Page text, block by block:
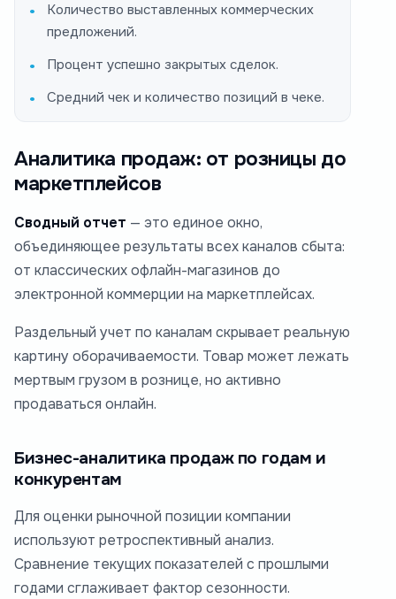
Количество выставленных коммерческих
предложений.
Процент успешно закрытых сделок.
Средний чек и количество позиций в чеке.
Аналитика продаж: от розницы до
маркетплейсов
Сводный отчет — это единое окно,
объединяющее результаты всех каналов сбыта:
от классических офлайн-магазинов до
электронной коммерции на маркетплейсах.
Раздельный учет по каналам скрывает реальную
картину оборачиваемости. Товар может лежать
мертвым грузом в рознице, но активно
продаваться онлайн.
Бизнес-аналитика продаж по годам и
конкурентам
Для оценки рыночной позиции компании
используют ретроспективный анализ.
Сравнение текущих показателей с прошлыми
годами сглаживает фактор сезонности.